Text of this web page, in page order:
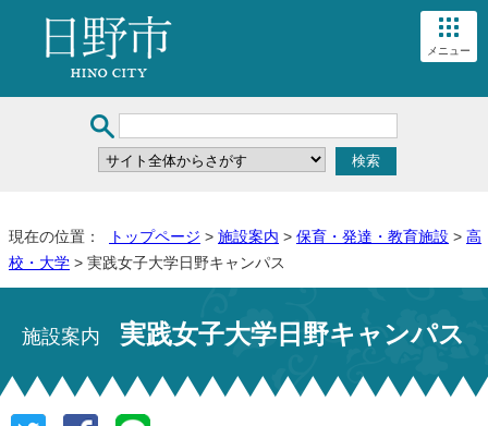
メニュー
現在の位置： トップページ > 施設案内 > 保育・発達・教育施設 > 高
校・大学 > 実践女子大学日野キャンパス
施設案内 実践女子大学日野キャンパス